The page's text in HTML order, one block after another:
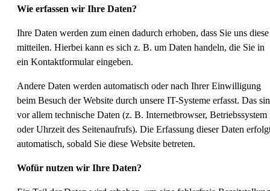
Wie erfassen wir Ihre Daten?
Ihre Daten werden zum einen dadurch erhoben, dass Sie uns diese
mitteilen. Hierbei kann es sich z. B. um Daten handeln, die Sie in
ein Kontaktformular eingeben.
Andere Daten werden automatisch oder nach Ihrer Einwilligung
beim Besuch der Website durch unsere IT-Systeme erfasst. Das
vor allem technische Daten (z. B. Internetbrowser, Betriebssystem
oder Uhrzeit des Seitenaufrufs). Die Erfassung dieser Daten
automatisch, sobald Sie diese Website betreten.
Wofür nutzen wir Ihre Daten?